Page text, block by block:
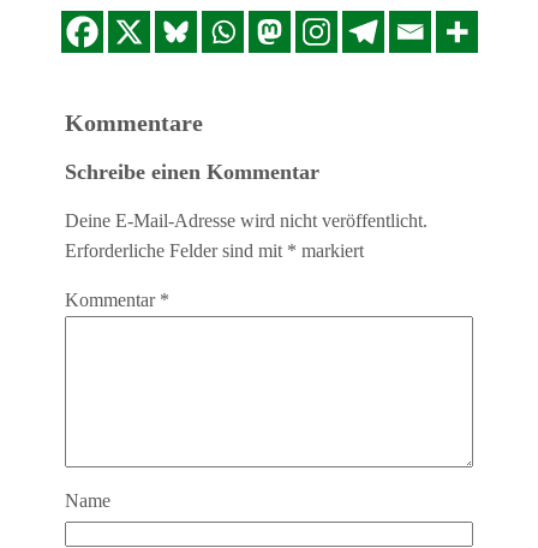
Kommentare
Schreibe einen Kommentar
Deine E-Mail-Adresse wird nicht veröffentlicht.
Erforderliche Felder sind mit * markiert
Kommentar *
Name